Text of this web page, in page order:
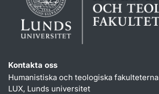
Kontakta oss
Humanistiska och teologiska fakulteterna
LUX, Lunds universitet